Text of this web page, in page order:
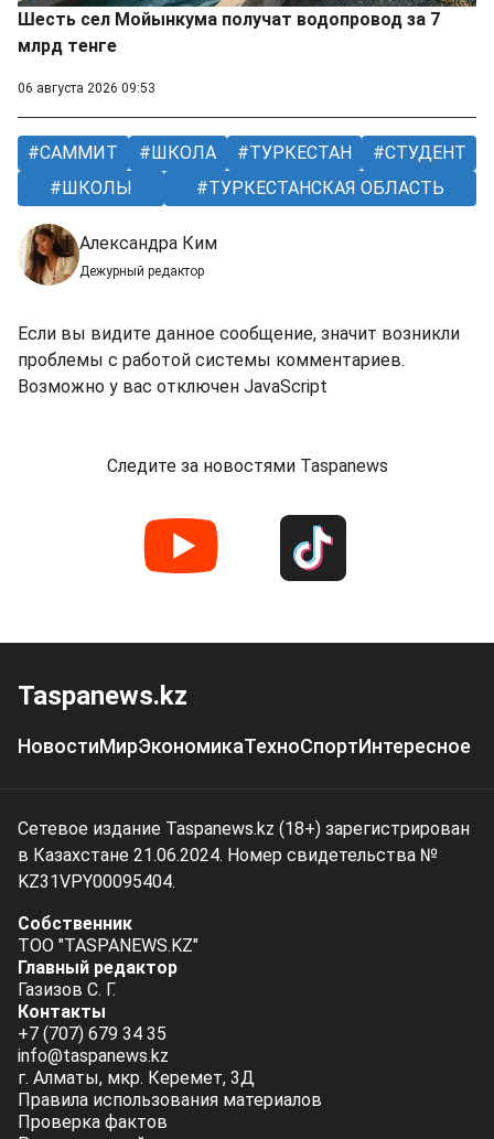
Шесть сел Мойынкума получат водопровод за 7
млрд тенге
06 августа 2026 09:53
САММИТ ШКОЛА ТУРКЕСТАН
СТУДЕНТ
ШКОЛЫ
ТУРКЕСТАНСКАЯ ОБЛАСТЬ
Александра Ким
Дежурный редактор
Если вы видите данное сообщение, значит возникли
проблемы с работой системы комментариев.
Возможно у вас отключен JavaScript
Следите за новостями Taspanews
Taspanews.kz
НовостиМирЭкономикаТехноСпортИнтересное
Сетевое издание Taspanews.kz (18+) зарегистрирован
в Казахстане 21.06.2024. Номер свидетельства №
KZ31VPY00095404.
Собственник
ТОО "TASPANEWS.KZ"
Главный редактор
Газизов С. Г.
Контакты
+7 (707) 679 34 35
info@taspanews.kz
г. Алматы, мкр. Керемет, 3Д
Правила использования материалов
Проверка фактов